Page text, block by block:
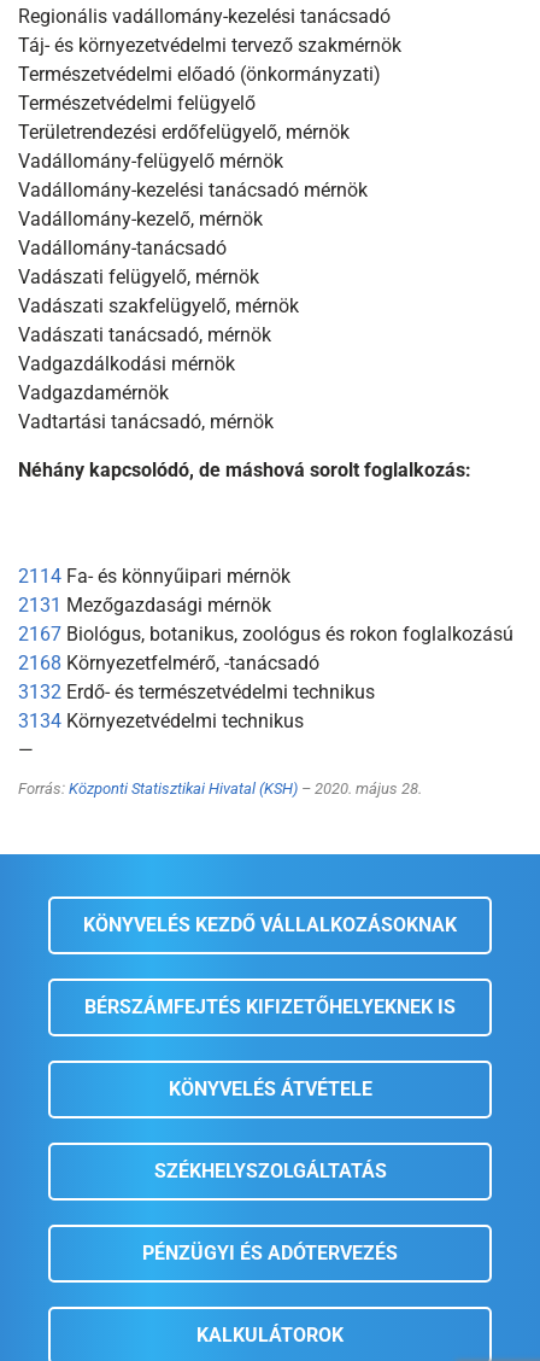
Regionális vadállomány-kezelési tanácsadó
Táj- és környezetvédelmi tervező szakmérnök
Természetvédelmi előadó (önkormányzati)
Természetvédelmi felügyelő
Területrendezési erdőfelügyelő, mérnök
Vadállomány-felügyelő mérnök
Vadállomány-kezelési tanácsadó mérnök
Vadállomány-kezelő, mérnök
Vadállomány-tanácsadó
Vadászati felügyelő, mérnök
Vadászati szakfelügyelő, mérnök
Vadászati tanácsadó, mérnök
Vadgazdálkodási mérnök
Vadgazdamérnök
Vadtartási tanácsadó, mérnök
Néhány kapcsolódó, de máshová sorolt foglalkozás:
2114 Fa- és könnyűipari mérnök
2131 Mezőgazdasági mérnök
2167 Biológus, botanikus, zoológus és rokon foglalkozású
2168 Környezetfelmérő, -tanácsadó
3132 Erdő- és természetvédelmi technikus
3134 Környezetvédelmi technikus
—
Forrás: Központi Statisztikai Hivatal (KSH) – 2020. május 28.
KÖNYVELÉS KEZDŐ VÁLLALKOZÁSOKNAK
BÉRSZÁMFEJTÉS KIFIZETŐHELYEKNEK IS
KÖNYVELÉS ÁTVÉTELE
SZÉKHELYSZOLGÁLTATÁS
PÉNZÜGYI ÉS ADÓTERVEZÉS
KALKULÁTOROK